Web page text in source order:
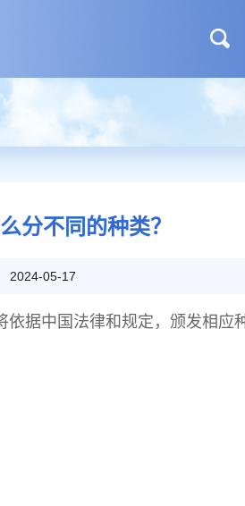
分不同的种类？
2024-05-17
据中国法律和规定，颁发相应